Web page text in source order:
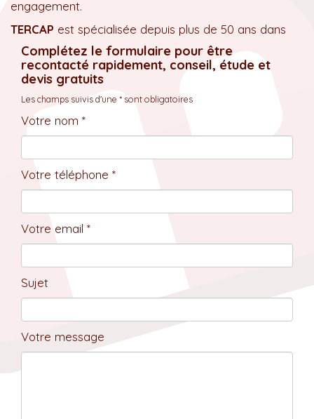
engagement.
TERCAP est spécialisée depuis plus de 50 ans dans
Complétez le formulaire pour être
recontacté rapidement, conseil, étude et
devis gratuits
Les champs suivis d'une * sont obligatoires
Votre nom *
Votre téléphone *
Votre email *
Sujet
Votre message